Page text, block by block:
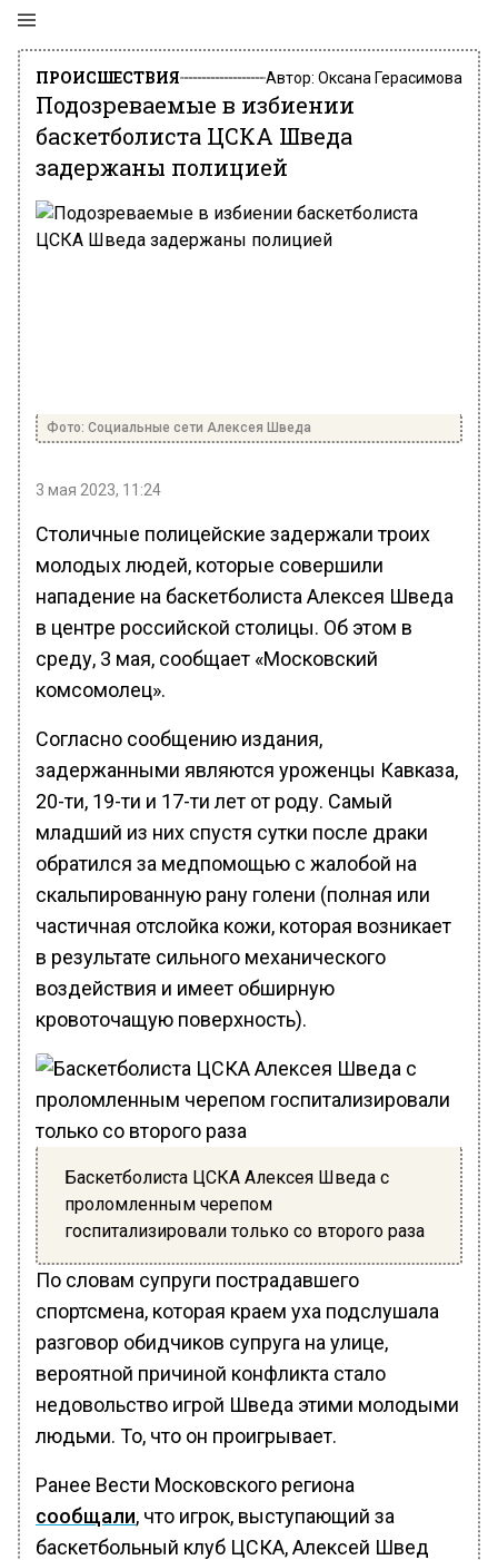
ПРОИСШЕСТВИЯ Автор: Оксана Герасимова
Подозреваемые в избиении
баскетболиста ЦСКА Шведа
задержаны полицией
Фото: Социальные сети Алексея Шведа
3 мая 2023, 11:24
Столичные полицейские задержали троих
молодых людей, которые совершили
нападение на баскетболиста Алексея Шведа
в центре российской столицы. Об этом в
среду, 3 мая, сообщает «Московский
комсомолец».
Согласно сообщению издания,
задержанными являются уроженцы Кавказа,
20-ти, 19-ти и 17-ти лет от роду. Самый
младший из них спустя сутки после драки
обратился за медпомощью с жалобой на
скальпированную рану голени (полная или
частичная отслойка кожи, которая возникает
в результате сильного механического
воздействия и имеет обширную
кровоточащую поверхность).
Баскетболиста ЦСКА Алексея Шведа с
проломленным черепом
госпитализировали только со второго раза
По словам супруги пострадавшего
спортсмена, которая краем уха подслушала
разговор обидчиков супруга на улице,
вероятной причиной конфликта стало
недовольство игрой Шведа этими молодыми
людьми. То, что он проигрывает.
Ранее Вести Московского региона
сообщали, что игрок, выступающий за
баскетбольный клуб ЦСКА, Алексей Швед